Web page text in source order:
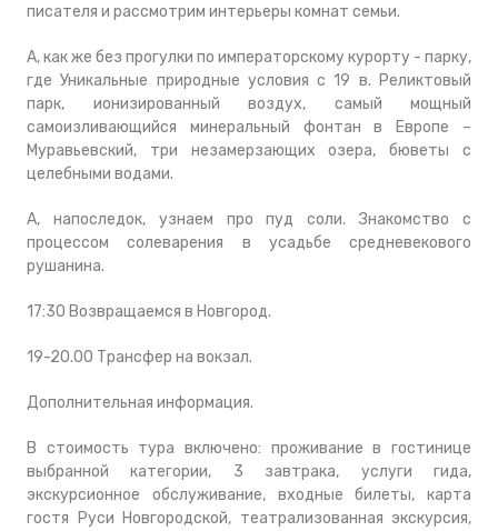
писателя и рассмотрим интерьеры комнат семьи.
А, как же без прогулки по императорскому курорту - парку,
где Уникальные природные условия с 19 в. Реликтовый
парк, ионизированный воздух, самый мощный
самоизливающийся минеральный фонтан в Европе –
Муравьевский, три незамерзающих озера, бюветы с
целебными водами.
А, напоследок, узнаем про пуд соли. Знакомство с
процессом солеварения в усадьбе средневекового
рушанина.
17:30 Возвращаемся в Новгород.
19-20.00 Трансфер на вокзал.
Дополнительная информация.
В стоимость тура включено: проживание в гостинице
выбранной категории, 3 завтрака, услуги гида,
экскурсионное обслуживание, входные билеты, карта
гостя Руси Новгородской, театрализованная экскурсия,